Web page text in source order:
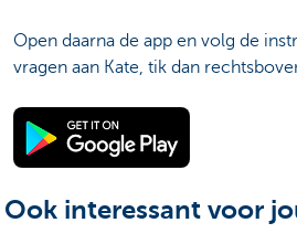
Open daarna de app en volg de
vragen aan Kate, tik dan
Ook interessant voor